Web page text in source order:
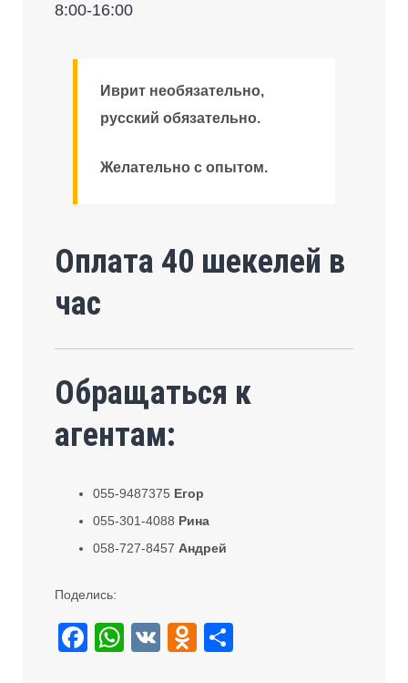
8:00-16:00
Иврит необязательно,
русский обязательно.
Желательно с опытом.
Оплата 40 шекелей в
час
Обращаться к
агентам:
055-9487375 Егор
055-301-4088 Рина
058-727-8457Андрей
Поделись:
F
W
V
O